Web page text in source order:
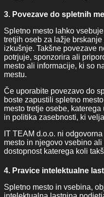
3. Povezave do spletnih
Spletno mesto lahko
tretjih oseb za lažje
izkušnje. Takšne povezave
potrjuje, sponzorira ali
mesto ali informacije, ki so
mestu.
Če uporabite povezavo do
boste zapustili spletno
mesto tretje osebe,
in politika zasebnosti, ki
IT TEAM d.o.o. ni
mesto in njegovo vsebino
dostopnost katerega koli
4. Pravice intelektualne
Spletno mesto in vsebina,